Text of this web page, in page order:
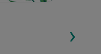
Loading...
›